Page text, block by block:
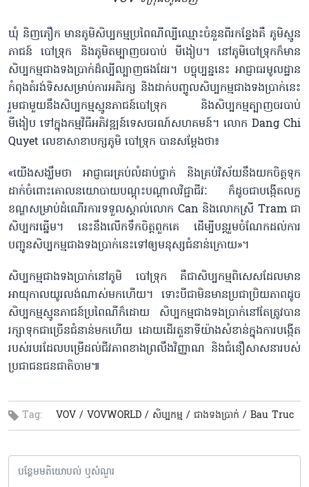
ឃុំ និញភឿក មានភូមិសិប្បកម្មប្រពៃណីល្បីឈ្មោះចំនួនពីរកន្លែងគឺ ភូមិស្មូន
ភាជន៍ បៅទ្រុក និងភូមិតម្បាញចរបាប់ មីងៀប។ នៅភូមិបៅទ្រុកក៏មាន
សិប្បកម្មជាងទងប្រាក់ដ៏ល្បីល្បាញផងដែរ។ បច្ចុប្បន្ននេះ អាជ្ញាធរមូលដ្ឋាន
កំពុងតំរង់ទិសសម្រាប់ការអភិរក្ស និងដាក់បញ្ចូលសិប្បកម្មជាងទងប្រាក់នេះ
រួមជាមួយនឹងសិប្បកម្មស្មូនភាជន៍បៅទ្រុក និងសិប្បកម្មត្បាញចរបាប់
មីងៀប ទៅក្នុងកម្មវិធីអភិវឌ្ឍន៍ទេសចរណ៍សហគមន៍។ លោក Dang Chi
Quyet លេខាសាខាបក្សភូមិ បៅទ្រុក បានសម្តែងថា៖
«យើងសង្ឃឹមថា អាជ្ញាធរគ្រប់លំដាប់ថ្នាក់ និងគ្រប់វិស័យនឹងយកចិត្តទុក
ដាក់ចំពោះគោលនយោបាយបណ្តុះបណ្តាលវិជ្ជាជីវៈ ក៏ដូចជាបង្កើតលក្ខ
ខណ្ឌសម្រាប់ដំណើរការទទួលស្គាល់លោក Can និងលោកស្រី Tram ជា
សិប្បករឆ្នើម។ នេះនឹងលើកទឹកចិត្តពួកគេ ដើម្បីបន្តរួមចំណែកដល់ការ
បញ្ជូនសិប្បកម្មជាងទងប្រាក់នេះទៅឲ្យមនុស្សជំនាន់ក្រោយ»។
សិប្បកម្មជាងទងប្រាក់នៅភូមិ បៅទ្រុក គឺជាសិប្បកម្មពិសេសដែលមាន
អាយុកាលយូរលង់ណាស់មកហើយ។ ទោះបីជាមិនមានប្រជាប្រិយភាពដូច
សិប្បកម្មស្មូនភាជន៍ប្រពៃណីក៏ដោយ សិប្បកម្មជាងទងប្រាក់នៅតែត្រូវបាន
រក្សាទុកជាច្រើនជំនាន់មកហើយ ដោយដើរតួនាទីយ៉ាងសំខាន់ក្នុងការបង្កើត
របស់របរដែលបម្រើដល់ជីវភាពខាងព្រលឹងវិញ្ញាណ និងជំនឿសាសនារបស់
ប្រជាជនជនជាតិចាម៕
Tag: VOV / VOVWORLD / សិប្បកម្ម / ជាងទងប្រាក់ / Bau Truc